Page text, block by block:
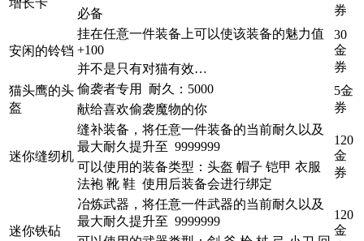
券
必备
安闲的铃铛
挂在任意一件装备上可以使该装备的魅力值
+100
30
金
券
并不是只有对猫有效…
猫头鹰的头
盔
偷袭者专用 耐久：5000
5金
券
献给喜欢偷袭魔物的你
迷你缝纫机
缝补装备，将任意一件装备的当前耐久以及
最大耐久提升至 9999999
120
金
券
可以使用的装备类型：头盔 帽子 铠甲 衣服
法袍 靴 鞋 使用后装备会进行绑定
迷你铁砧
冶炼武器，将任意一件武器的当前耐久以及
最大耐久提升至 9999999
120
金